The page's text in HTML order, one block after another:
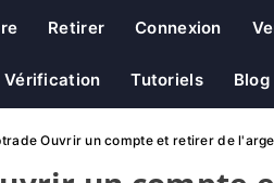
Retirer Connexion
Vérification Tutoriels Blog
Ouvrir un compte et retirer de